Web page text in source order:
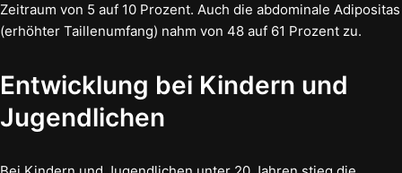
Zeitraum von 5 auf 10 Prozent. Auch die abdominale Adipositas
(erhöhter Taillenumfang) nahm von 48 auf 61 Prozent zu.
Entwicklung bei Kindern und
Jugendlichen